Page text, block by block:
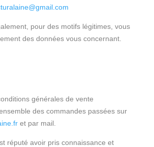
pour des motifs légitimes, vous
des données vous concernant.
générales de vente
des commandes passées sur
et par mail.
réputé avoir pris connaissance et